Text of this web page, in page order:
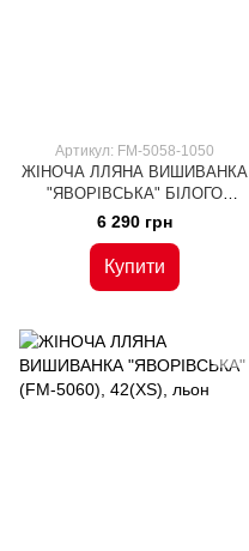
Артикул: FM-5058-1050
ЖІНОЧА ЛЛЯНА ВИШИВАНКА
"ЯВОРІВСЬКА" БІЛОГО
КОЛЬОРУ (FM-5058), 42(XS),
6 290 грн
Купити